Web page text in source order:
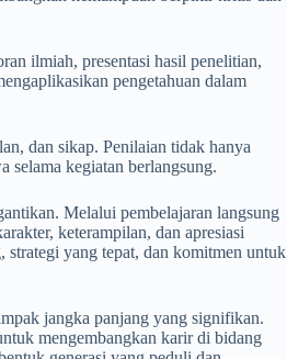
ilmiah, presentasi hasil penelitian,
pengetahuan dalam
dan sikap. Penilaian tidak hanya
selama kegiatan berlangsung.
Melalui pembelajaran langsung
keterampilan, dan apresiasi
strategi yang tepat, dan komitmen untuk
jangka panjang yang signifikan.
mengembangkan karir di bidang